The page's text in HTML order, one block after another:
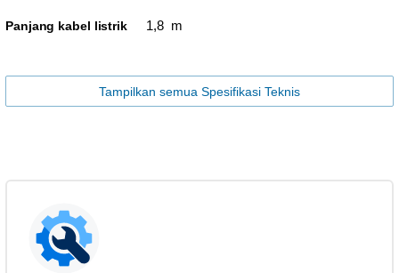
Panjang kabel listrik 1,8 m
Tampilkan semua Spesifikasi Teknis